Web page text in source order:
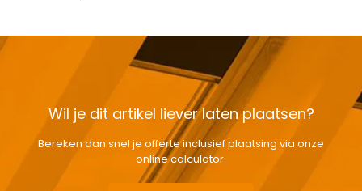
Wil je dit artikel liever laten plaatsen?
Bereken dan snel je offerte inclusief plaatsing via onze
online calculator.